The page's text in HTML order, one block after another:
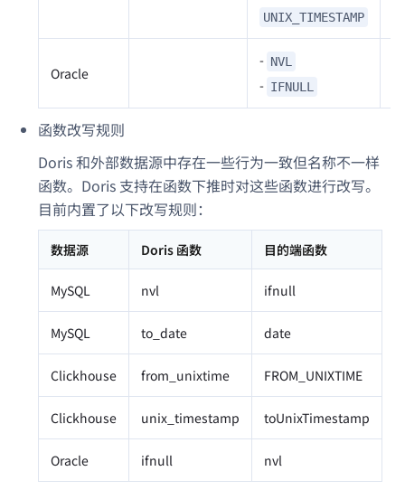
UNIX_TIMESTAMP
Oracle
- NVL
- IFNULL
函数改写规则
Doris 和外部数据源中存在一些行为一致但名称不一样
函数。Doris 支持在函数下推时对这些函数进行改写。
目前内置了以下改写规则：
数据源 Doris 函数 目的端函数
MySQL nvl ifnull
MySQL to_date date
Clickhouse from_unixtime FROM_UNIXTIME
Clickhouse unix_timestamp toUnixTimestamp
Oracle ifnull nvl